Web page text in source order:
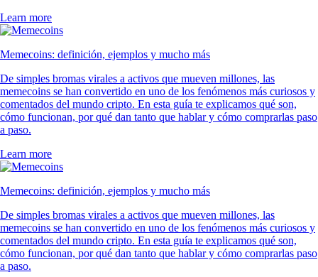
Learn more
Memecoins: definición, ejemplos y mucho más
De simples bromas virales a activos que mueven millones, las
memecoins se han convertido en uno de los fenómenos más curiosos y
comentados del mundo cripto. En esta guía te explicamos qué son,
cómo funcionan, por qué dan tanto que hablar y cómo comprarlas paso
a paso.
Learn more
Memecoins: definición, ejemplos y mucho más
De simples bromas virales a activos que mueven millones, las
memecoins se han convertido en uno de los fenómenos más curiosos y
comentados del mundo cripto. En esta guía te explicamos qué son,
cómo funcionan, por qué dan tanto que hablar y cómo comprarlas paso
a paso.